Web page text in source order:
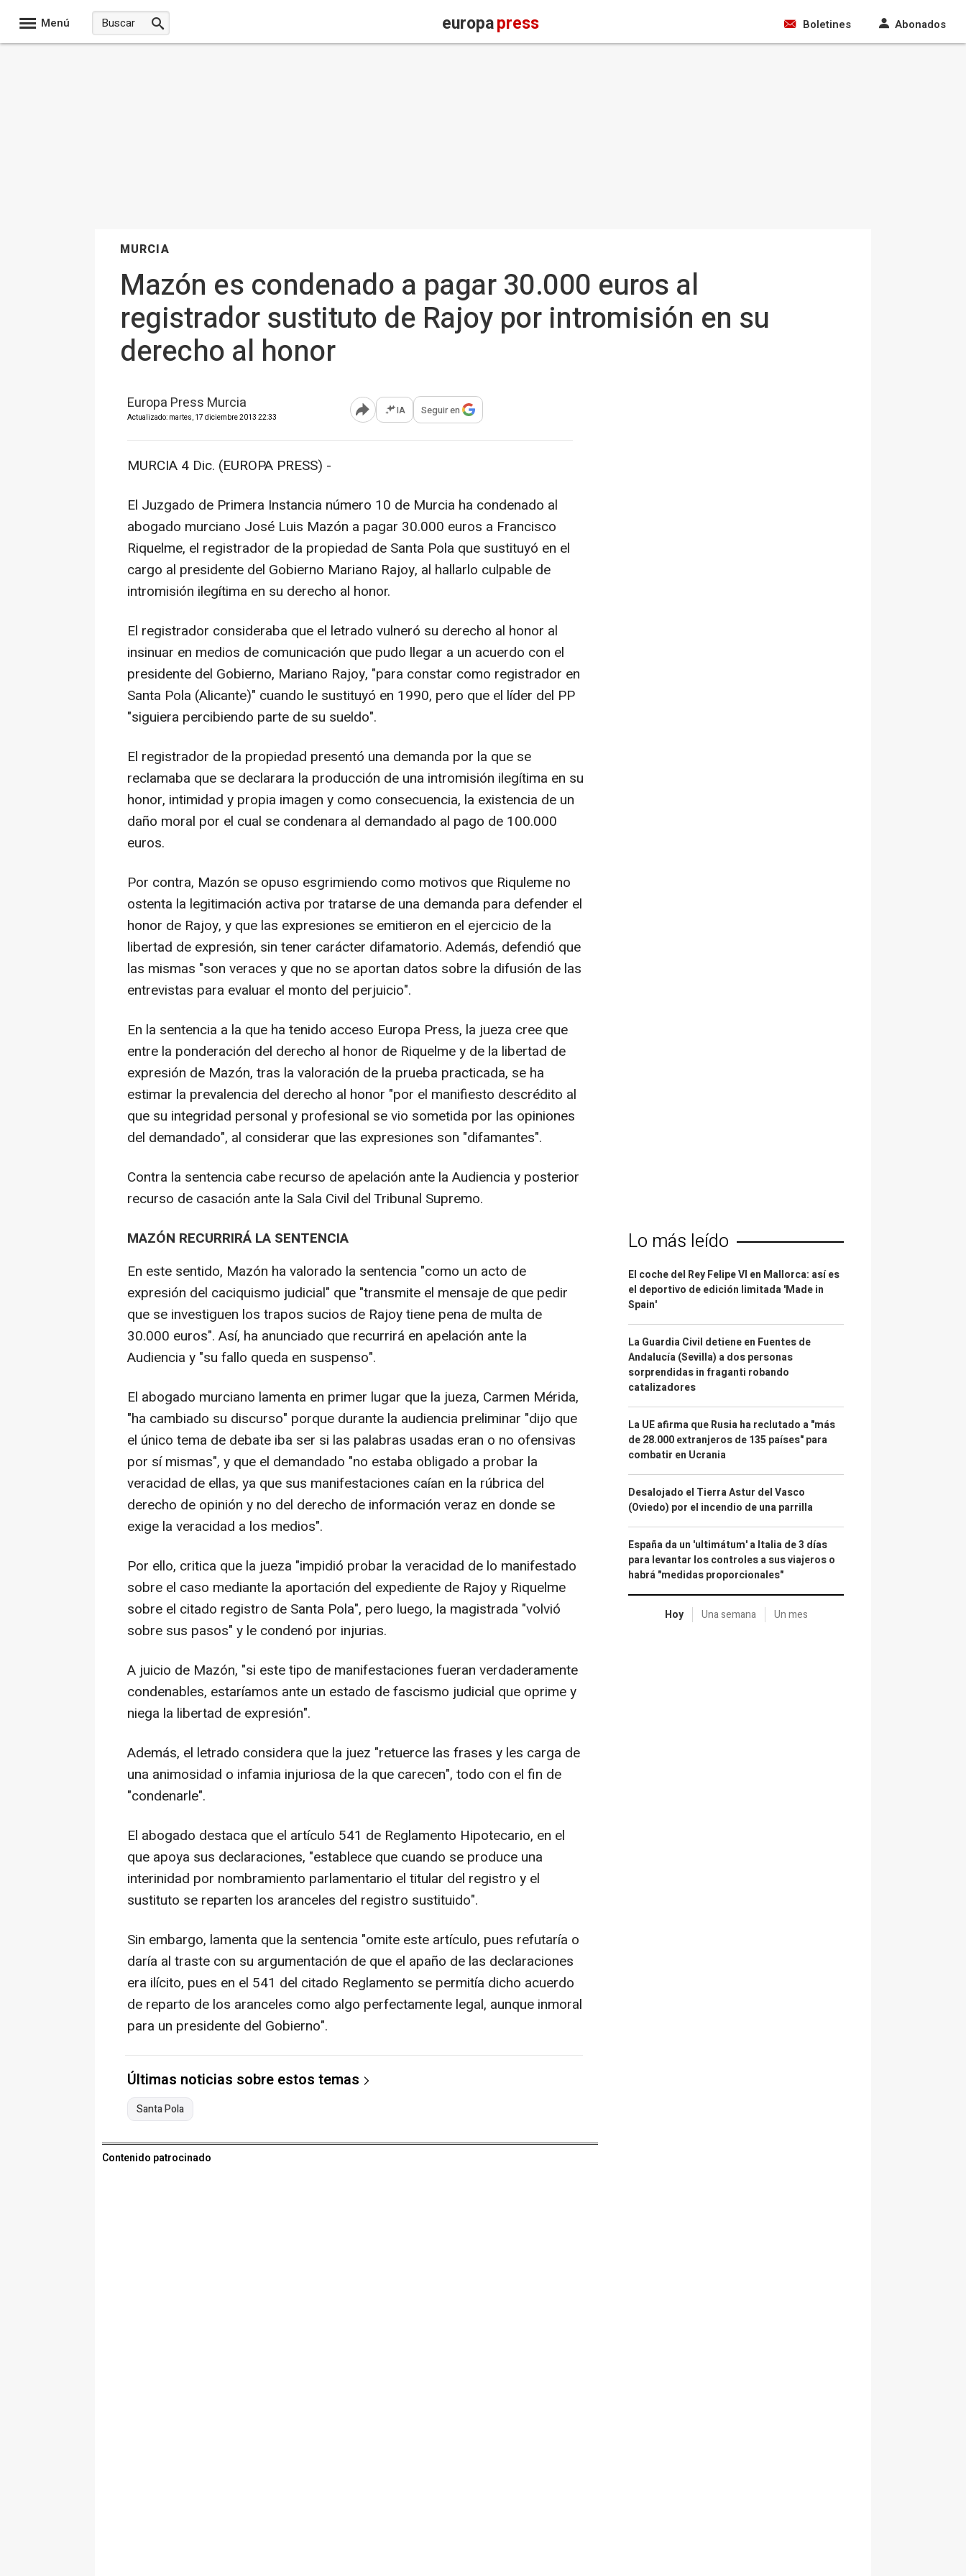
Menú europapress Boletines Abonados
MURCIA
Mazón es condenado a pagar 30.000 euros al
registrador sustituto de Rajoy por intromisión en su
derecho al honor
Europa Press Murcia
Actualizado: martes, 17 diciembre 2013 22:33 Abrir opciones para compartir
IA Seguir en
MURCIA 4 Dic. (EUROPA PRESS) -
El Juzgado de Primera Instancia número 10 de Murcia ha condenado al
abogado murciano José Luis Mazón a pagar 30.000 euros a Francisco
Riquelme, el registrador de la propiedad de Santa Pola que sustituyó en el
cargo al presidente del Gobierno Mariano Rajoy, al hallarlo culpable de
intromisión ilegítima en su derecho al honor.
El registrador consideraba que el letrado vulneró su derecho al honor al
insinuar en medios de comunicación que pudo llegar a un acuerdo con el
presidente del Gobierno, Mariano Rajoy, "para constar como registrador en
Santa Pola (Alicante)" cuando le sustituyó en 1990, pero que el líder del PP
"siguiera percibiendo parte de su sueldo".
El registrador de la propiedad presentó una demanda por la que se
reclamaba que se declarara la producción de una intromisión ilegítima en su
honor, intimidad y propia imagen y como consecuencia, la existencia de un
daño moral por el cual se condenara al demandado al pago de 100.000
euros.
Por contra, Mazón se opuso esgrimiendo como motivos que Riquleme no
ostenta la legitimación activa por tratarse de una demanda para defender el
honor de Rajoy, y que las expresiones se emitieron en el ejercicio de la
libertad de expresión, sin tener carácter difamatorio. Además, defendió que
las mismas "son veraces y que no se aportan datos sobre la difusión de las
entrevistas para evaluar el monto del perjuicio".
En la sentencia a la que ha tenido acceso Europa Press, la jueza cree que
entre la ponderación del derecho al honor de Riquelme y de la libertad de
expresión de Mazón, tras la valoración de la prueba practicada, se ha
estimar la prevalencia del derecho al honor "por el manifiesto descrédito al
que su integridad personal y profesional se vio sometida por las opiniones
del demandado", al considerar que las expresiones son "difamantes".
Contra la sentencia cabe recurso de apelación ante la Audiencia y posterior
recurso de casación ante la Sala Civil del Tribunal Supremo.
MAZÓN RECURRIRÁ LA SENTENCIA
En este sentido, Mazón ha valorado la sentencia "como un acto de
expresión del caciquismo judicial" que "transmite el mensaje de que pedir
que se investiguen los trapos sucios de Rajoy tiene pena de multa de
30.000 euros". Así, ha anunciado que recurrirá en apelación ante la
Audiencia y "su fallo queda en suspenso".
El abogado murciano lamenta en primer lugar que la jueza, Carmen Mérida,
"ha cambiado su discurso" porque durante la audiencia preliminar "dijo que
el único tema de debate iba ser si las palabras usadas eran o no ofensivas
por sí mismas", y que el demandado "no estaba obligado a probar la
veracidad de ellas, ya que sus manifestaciones caían en la rúbrica del
derecho de opinión y no del derecho de información veraz en donde se
exige la veracidad a los medios".
Por ello, critica que la jueza "impidió probar la veracidad de lo manifestado
sobre el caso mediante la aportación del expediente de Rajoy y Riquelme
sobre el citado registro de Santa Pola", pero luego, la magistrada "volvió
sobre sus pasos" y le condenó por injurias.
A juicio de Mazón, "si este tipo de manifestaciones fueran verdaderamente
condenables, estaríamos ante un estado de fascismo judicial que oprime y
niega la libertad de expresión".
Además, el letrado considera que la juez "retuerce las frases y les carga de
una animosidad o infamia injuriosa de la que carecen", todo con el fin de
"condenarle".
El abogado destaca que el artículo 541 de Reglamento Hipotecario, en el
que apoya sus declaraciones, "establece que cuando se produce una
interinidad por nombramiento parlamentario el titular del registro y el
sustituto se reparten los aranceles del registro sustituido".
Sin embargo, lamenta que la sentencia "omite este artículo, pues refutaría o
daría al traste con su argumentación de que el apaño de las declaraciones
era ilícito, pues en el 541 del citado Reglamento se permitía dicho acuerdo
de reparto de los aranceles como algo perfectamente legal, aunque inmoral
para un presidente del Gobierno".
Últimas noticias sobre estos temas
Santa Pola
Contenido patrocinado
Lo más leído
El coche del Rey Felipe VI en Mallorca: así es
el deportivo de edición limitada 'Made in
Spain'
La Guardia Civil detiene en Fuentes de
Andalucía (Sevilla) a dos personas
sorprendidas in fraganti robando
catalizadores
La UE afirma que Rusia ha reclutado a "más
de 28.000 extranjeros de 135 países" para
combatir en Ucrania
Desalojado el Tierra Astur del Vasco
(Oviedo) por el incendio de una parrilla
España da un 'ultimátum' a Italia de 3 días
para levantar los controles a sus viajeros o
habrá "medidas proporcionales"
Hoy Una semana Un mes